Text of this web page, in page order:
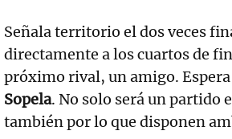
Señala territorio el dos veces
directamente a los cuartos de
próximo rival, un amigo. Espera
Sopela. No solo será un partido
también por lo que disponen